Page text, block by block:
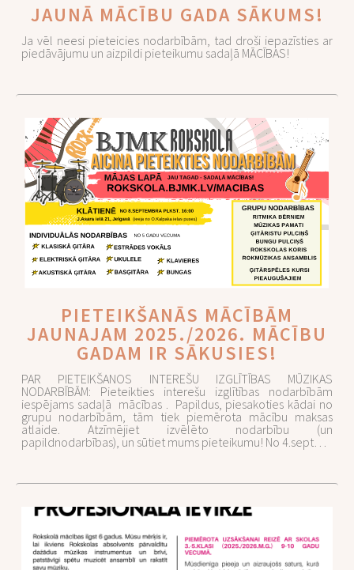
JAUNĀ MĀCĪBU GADA SĀKUMS!
Ja vēl neesi pieteicies nodarbībām, tad droši iepazīsties ar
piedāvājumu un aizpildi pieteikumu sadaļā MĀCĪBAS!
PIETEIKŠANĀS MĀCĪBĀM
JAUNAJAM 2025./2026. MĀCĪBU
GADAM IR SĀKUSIES!
PAR PIETEIKŠANOS INTEREŠU IZGLĪTĪBAS MŪZIKAS
NODARBĪBĀM: Pieteikties interešu izglītības nodarbībām
iespējams sadaļā mācības . Papildus, piesakoties kādai no
grupu nodarbībām, tām tiek piemērota mācību maksas
atlaide. Atzīmējiet izvēlēto nodarbību (un
papildnodarbības), un sūtiet mums pieteikumu! No 4.sept…